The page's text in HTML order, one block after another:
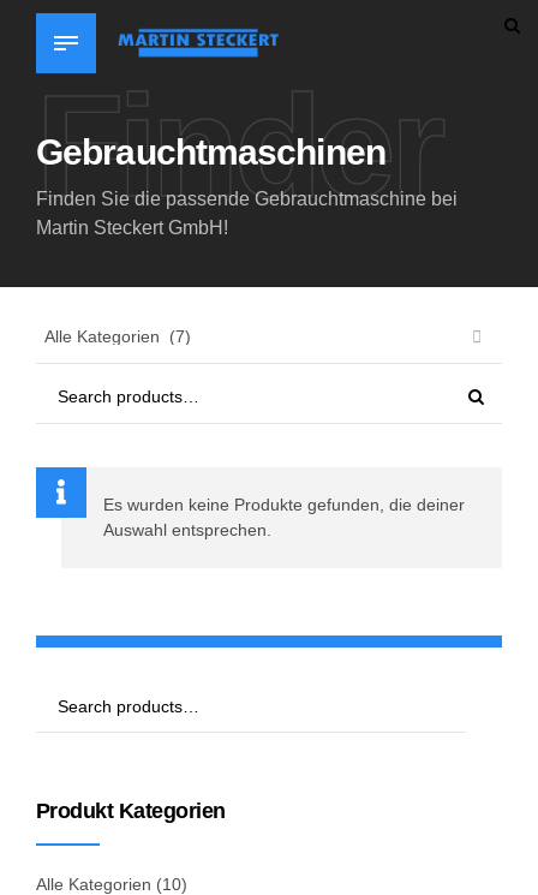
Gebrauchtmaschinen
Finder
Finden Sie die passende Gebrauchtmaschine bei
Martin Steckert GmbH!
Es wurden keine Produkte gefunden, die deiner
Auswahl entsprechen.
Produkt Kategorien
Alle Kategorien (10)